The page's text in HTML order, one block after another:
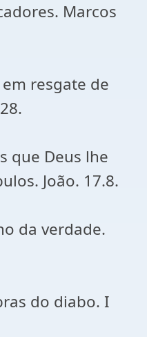
Marcos
resgate de
que Deus lhe
João. 17.8.
da verdade.
do diabo. I